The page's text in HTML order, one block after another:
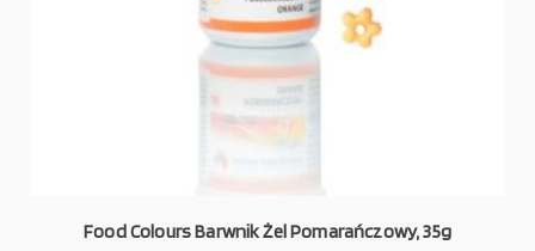
Food Colours Barwnik Żel Pomarańczowy, 35g